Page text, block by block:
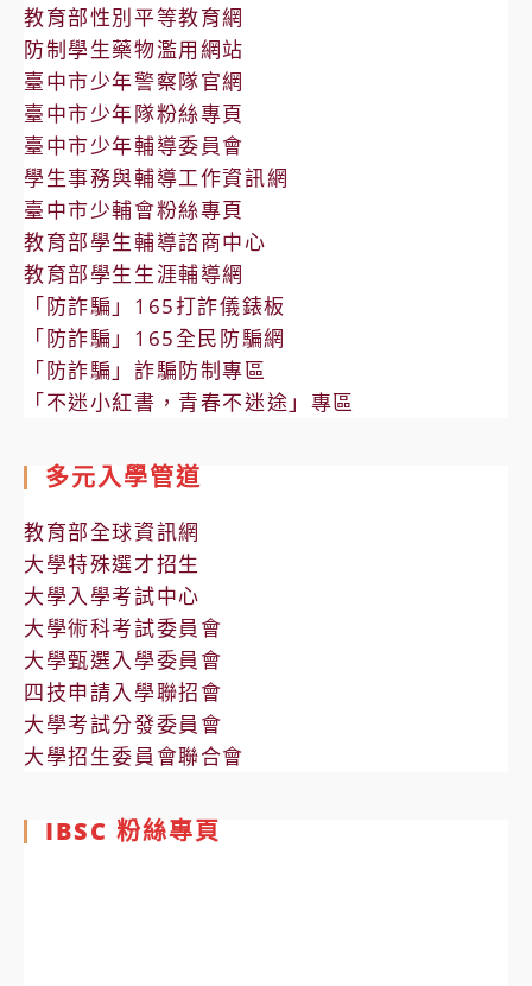
教育部性別平等教育網
防制學生藥物濫用網站
臺中市少年警察隊官網
臺中市少年隊粉絲專頁
臺中市少年輔導委員會
學生事務與輔導工作資訊網
臺中市少輔會粉絲專頁
教育部學生輔導諮商中心
教育部學生生涯輔導網
「防詐騙」165打詐儀錶板
「防詐騙」165全民防騙網
「防詐騙」詐騙防制專區
「不迷小紅書，青春不迷途」專區
多元入學管道
教育部全球資訊網
大學特殊選才招生
大學入學考試中心
大學術科考試委員會
大學甄選入學委員會
四技申請入學聯招會
大學考試分發委員會
大學招生委員會聯合會
IBSC 粉絲專頁